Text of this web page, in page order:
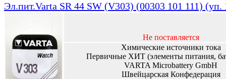
Эл.пит.Varta SR 44 SW (V303) (00303 101 111) (уп.
Не поставляется
Химические источники тока
Первичные ХИТ (элементы питания,
VARTA Microbattery GmbH
Швейцарская Конфедерация